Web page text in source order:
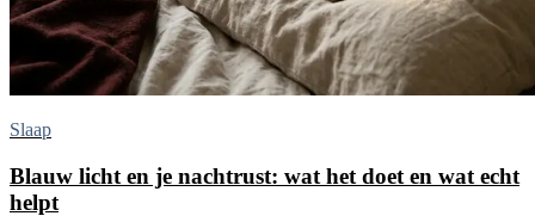
Slaap
Blauw licht en je nachtrust: wat het doet en wat echt
helpt